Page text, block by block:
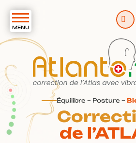
Équilibre – Posture –
de